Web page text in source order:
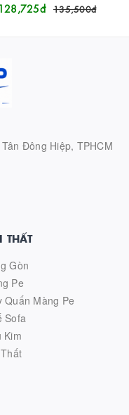
128,725đ 135,500đ
Đông Hiệp, TPHCM
THẤT
Gòn
Pe
Quấn Màng Pe
Sofa
Kim